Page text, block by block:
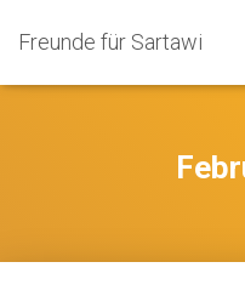
Freunde für Sartawi